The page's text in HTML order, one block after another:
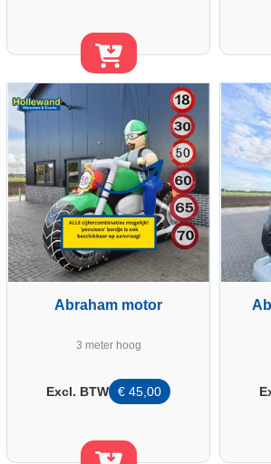
Abraham motor
3 meter hoog
€ 45,00
Excl. BTW